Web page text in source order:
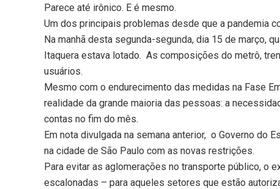
Parece até irônico. E é mesmo.
Um dos principais problemas desde que a pandemia
Na manhã desta segunda-segunda, dia 15 de março,
Itaquera estava lotado. As composições do metrô,
usuários.
Mesmo com o endurecimento das medidas na Fase
realidade da grande maioria das pessoas: a
contas no fim do mês.
Em nota divulgada na semana anterior, o Governo do
na cidade de São Paulo com as novas restrições.
Para evitar as aglomerações no transporte público, o
escalonadas – para aqueles setores que estão